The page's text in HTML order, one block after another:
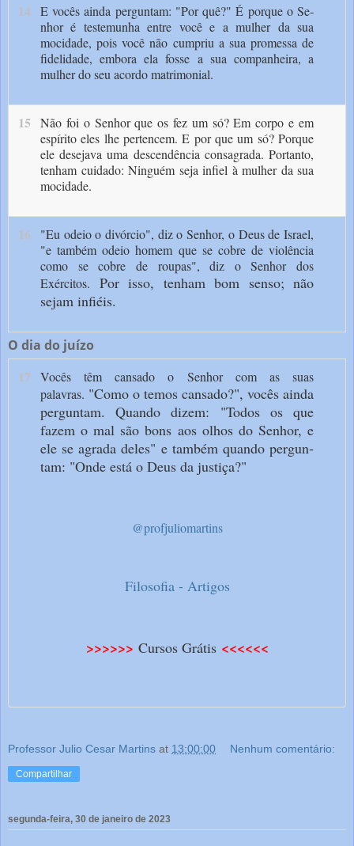
14 E vocês ainda perguntam: "Por quê?" É porque o Se­
nhor é testemunha entre você e a mulher da sua
mocidade, pois você não cumpriu a sua promessa de
fidelidade, embora ela fosse a sua companheira, a
mulher do seu acordo matrimo­nial.
15
Não foi o Senhor que os fez um só? Em corpo e em
espírito eles lhe pertencem. E por que um só? Porque
ele desejava uma des­cendência consagrada. Portanto,
tenham cuida­do: Ninguém seja infiel à mulher da sua
moci­dade.
16
"Eu odeio o divórcio", diz o Senhor, o Deus de Israel,
"e também odeio homem que se cobre de violência
como se cobre de roupas", diz o Senhor dos
Exércitos. Por isso, tenham bom senso; não
sejam infiéis.
O dia do juízo
17
Vocês têm cansado o Senhor com as suas
palavras. "Como o temos cansado?", vocês ainda
perguntam. Quando dizem: "Todos os que
fazem o mal são bons aos olhos do Senhor, e
ele se agrada deles" e também quando pergun­
tam: "Onde está o Deus da justiça?"
@profjuliomartins
Filosofia - Artigos
>>>>>> Cursos Grátis <<<<<<
Professor Julio Cesar Martins at 13:00:00 Nenhum comentário:
Compartilhar
segunda-feira, 30 de janeiro de 2023